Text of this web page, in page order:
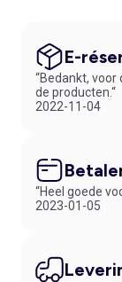
E-
“Bedankt, voor
de producten.“
2022-11-04
“Heel goede
2023-01-05